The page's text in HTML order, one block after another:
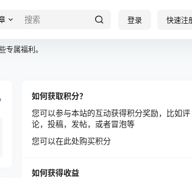
登录 快速注
专属福利。
如何获取积分？
您可以参与本站的互动获得积分奖励，比如评
论，投稿，发帖，或者冒泡等
您可以在此处购买积分
如何获得收益